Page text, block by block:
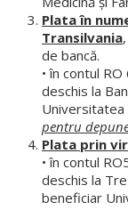
Parteneriate
EDUCAȚIE
STUDENȚI
Info Studenți
Orar
Plata în
Transilvania
de bancă.
• în contul
deschis la
Universitatea
pentru
Plata prin
• în contul
deschis la
beneficiar